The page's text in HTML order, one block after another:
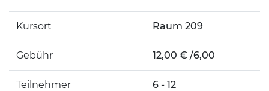
Kursort Raum 209
Gebühr 12,00 € /6,00
Teilnehmer 6 - 12